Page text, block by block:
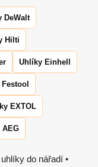
DeWalt
Hilti
Uhlíky Einhell
EXTOL
do nářadí •